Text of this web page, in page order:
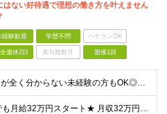
はない好待遇で理想の働き方を叶えません
経験歓迎 学歴不問 ベテランOK
週休2日 賞与複数月 面接1回
＼ITのことが全く分からない未経験の方もOK◎／≪ポテンシャル採用実施中≫ ★未経験OK！フリータからの正社員デビューもOK！ ★学歴不問 ≪こんな方にピッタリです！≫ ◎未経験から本気でエンジニア
★未経験でも月給32万円スタート★ 月収32万円～35万円＋各種手当（資格手当だけで毎月15万の上乗せ実績あり！） ★資格手当豊富！1資格につき最大3万円支給 ★功績手当の導入で、毎月のお給与に上乗